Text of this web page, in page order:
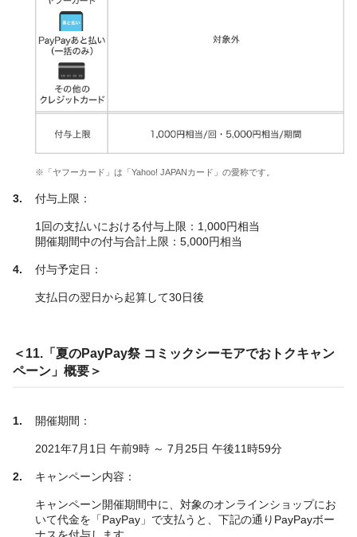
※「ヤフーカード」は「Yahoo! JAPANカード」の愛称です。
付与上限：
1回の支払いにおける付与上限：1,000円相当
開催期間中の付与合計上限：5,000円相当
付与予定日：
支払日の翌日から起算して30日後
＜11.「夏のPayPay祭 コミックシーモアでおトクキャン
ペーン」概要＞
開催期間：
2021年7月1日 午前9時 ～ 7月25日 午後11時59分
キャンペーン内容：
キャンペーン開催期間中に、対象のオンラインショップにお
いて代金を「PayPay」で支払うと、下記の通りPayPayボー
ナスを付与します。